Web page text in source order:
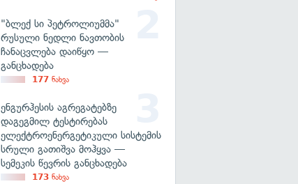
"ბლექ სი პეტროლიუმმა"
რუსული ნედლი ნავთობის
ჩანაცვლება დაიწყო —
განცხადება
177 ნახვა
ენგურჰესის აგრეგატებზე
დაგეგმილ ტესტირებას
ელექტროენერგეტიკული სისტემის
სრული გათიშვა მოჰყვა —
სემეკის წევრის განცხადება
173 ნახვა